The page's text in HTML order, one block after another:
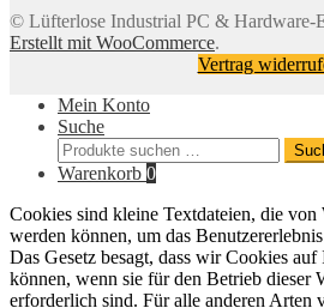
© Lüfterlose Industrial PC & Hardware-
Erstellt mit WooCommerce.
Vertrag
Mein Konto
Suche
Suchen
nach:
Warenkorb 0
Cookies sind kleine Textdateien, die von
werden können, um das
Das Gesetz besagt, dass wir Cookies
können, wenn sie für den Betrieb dieser
erforderlich sind. Für alle anderen Arten